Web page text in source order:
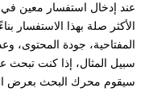
عند إدخال استفسار معين
الأكثر صلة بهذا الاستفسار
المفتاحية، جودة المحتوى،
سبيل المثال، إذا كنت تبحث
سيقوم محرك البحث بعرض